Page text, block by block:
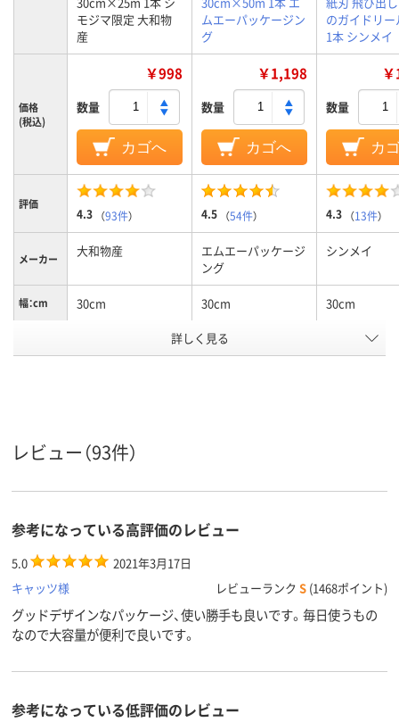
モジマ限定 大和物
産
ムエーパッケージン
グ
のガイドリ
1本 シンメイ
価格
(税込)
￥998
数量
カゴへ
￥1,198
数量
カゴへ
数量
カ
評価
4.3 （93件） 4.5 （54件） 4.3 （13件）
メーカー 大和物産
エムエーパッケージ
ング
シンメイ
幅：cm 30cm 30cm 30cm
50m
アスクル
商品環境
詳しく見る
レビュー（93件）
参考になっている高評価のレビュー
5.0
2021年3月17日
キャッツ様
レビューランク S (1468ポイント)
グッドデザインなパッケージ、使い勝手も良いです。毎日使うもの
なので大容量が便利で良いです。
参考になっている低評価のレビュー